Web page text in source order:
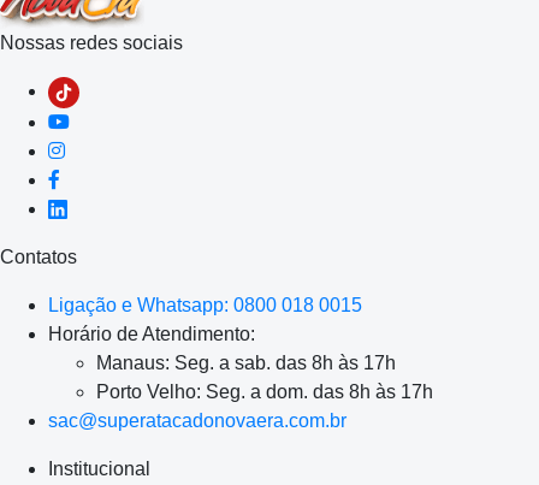
Nossas redes sociais
Contatos
Ligação e Whatsapp: 0800 018 0015
Horário de Atendimento:
Manaus: Seg. a sab. das 8h às 17h
Porto Velho: Seg. a dom. das 8h às 17h
sac@superatacadonovaera.com.br
Institucional